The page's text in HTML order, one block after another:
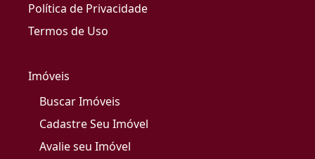
Política de Privacidade
Termos de Uso
Imóveis
Buscar Imóveis
Cadastre Seu Imóvel
Avalie seu Imóvel